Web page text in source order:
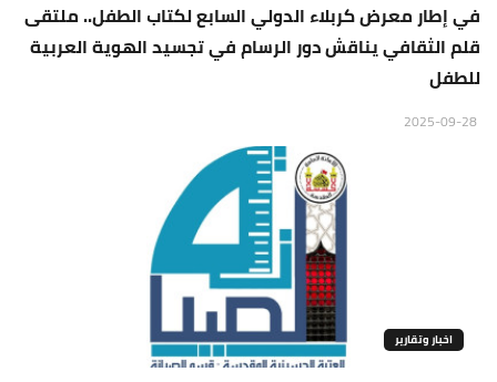
في إطار معرض كربلاء الدولي السابع لكتاب الطفل.. ملتقى
قلم الثقافي يناقش دور الرسام في تجسيد الهوية العربية
للطفل
اخبار وتقارير